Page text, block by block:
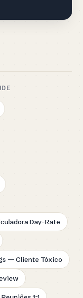
Day-Rate
— Cliente Tóxico